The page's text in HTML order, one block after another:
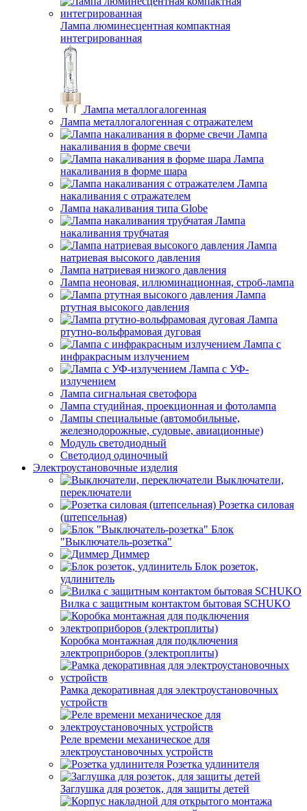
Лампа люминесцентная компактная
интегрированная
Лампа металлогалогенная
Лампа металлогалогенная с отражателем
Лампа
накаливания в форме свечи
Лампа
накаливания в форме шара
Лампа
накаливания с отражателем
Лампа накаливания типа Globe
Лампа
накаливания трубчатая
Лампа
натриевая высокого давления
Лампа натриевая низкого давления
Лампа неоновая, иллюминационная, строб-лампа
Лампа
ртутная высокого давления
Лампа
ртутно-вольфрамовая дуговая
Лампа с
инфракрасным излучением
Лампа с УФ-
излучением
Лампа сигнальная светофора
Лампа студийная, проекционная и фотолампа
Лампы специальные (автомобильные,
железнодорожные, судовые, авиационные)
Модуль светодиодный
Светодиод одиночный
Электроустановочные изделия
Выключатели,
переключатели
Розетка силовая
(штепсельная)
Блок
"Выключатель-розетка"
Диммер
Блок розеток,
удлинитель
Вилка с защитным контактом бытовая SCHUKO
Коробка монтажная для подключения
электроприборов (электроплиты)
Рамка декоративная для электроустановочных
устройств
Реле времени механическое для
электроустановочных устройств
Розетка удлинителя
Заглушка для розеток, для защиты детей